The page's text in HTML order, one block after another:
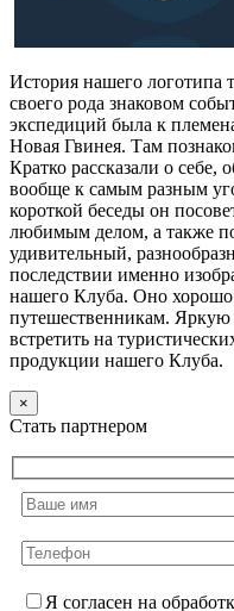
История нашего логотипа
своего рода знаковом
экспедиций была к
Новая Гвинея. Там
Кратко рассказали о себе,
вообще к самым разным
короткой беседы он
любимым делом, а также
удивительный,
последствии именно
нашего Клуба. Оно
путешественникам.
встретить на
продукции нашего Клуба.
×
Стать партнером
Я согласен на